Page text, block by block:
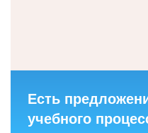
Есть
учебного